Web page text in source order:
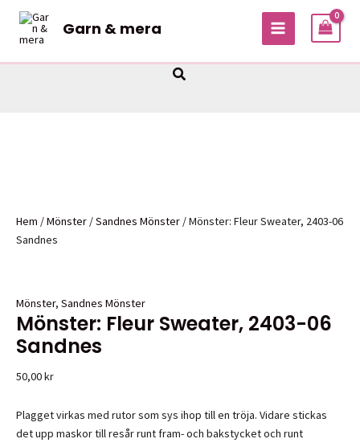
Hoppa
innehåll
Garn & mera
MAIN
Sök
Hem /Mönster /Sandnes Mönster / Mönster: Fleur Sweater, 2403-06
Sandnes
Mönster, Sandnes Mönster
Mönster: Fleur Sweater, 2403-06
Sandnes
50,00kr
Plagget virkas med rutor som sys ihop till en tröja. Vidare stickas
det upp maskor till resår runt fram- och bakstycket och runt